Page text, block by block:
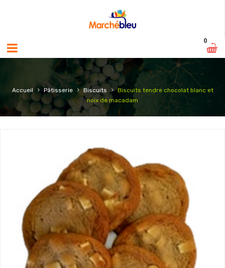
0
Accueil › Pâtisserie › Biscuits › Biscuits tendre chocolat blanc et
noix de macadam